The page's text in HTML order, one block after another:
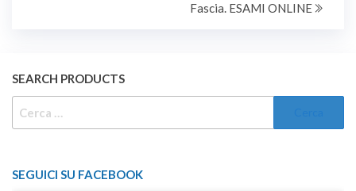
Fascia. ESAMI ONLINE
SEARCH PRODUCTS
SEGUICI SU FACEBOOK